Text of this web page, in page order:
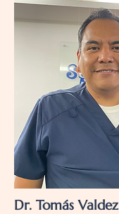
Dr. Tomás Valdez